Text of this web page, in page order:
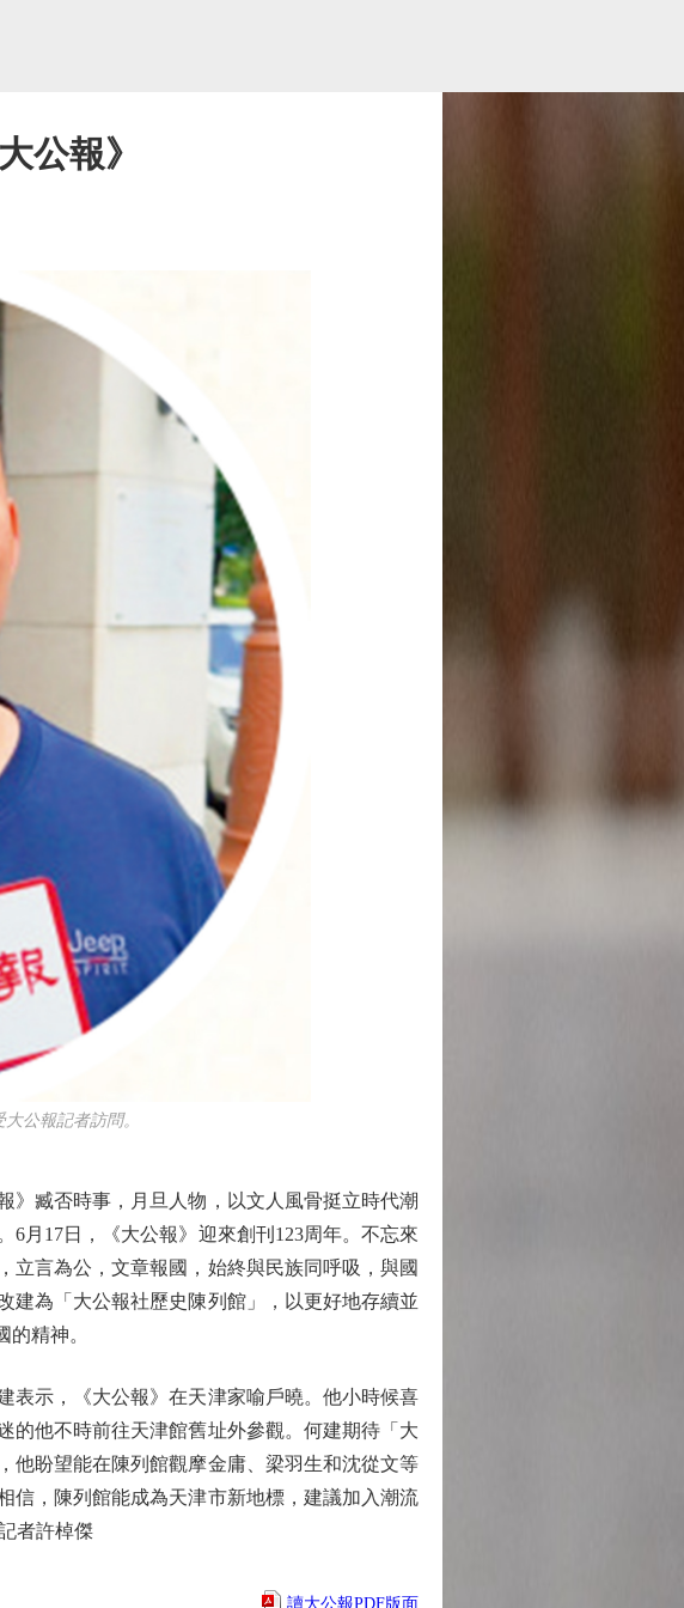
公報》
公報記者訪問。
臧否時事，月旦人物，以文人風骨挺立時代潮
月17日，《大公報》迎來創刊123周年。不忘來
立言為公，文章報國，始終與民族同呼吸，與國
建為「大公報社歷史陳列館」，以更好地存續並
精神。
示，《大公報》在天津家喻戶曉。他小時候喜
的他不時前往天津館舊址外參觀。何建期待「大
他盼望能在陳列館觀摩金庸、梁羽生和沈從文等
信，陳列館能成為天津市新地標，建議加入潮流
者許棹傑
讀大公報PDF版面